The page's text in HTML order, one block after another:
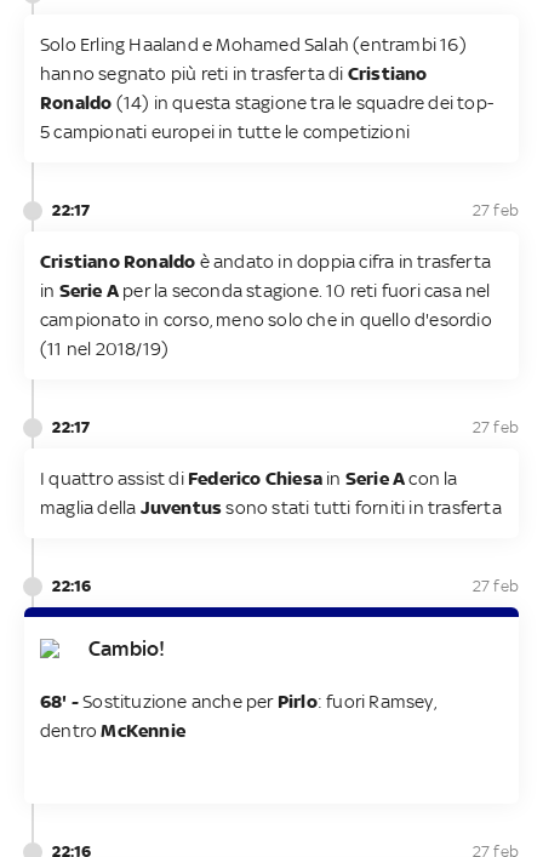
Solo Erling Haaland e Mohamed Salah (entrambi 16)
hanno segnato più reti in trasferta di Cristiano
Ronaldo (14) in questa stagione tra le squadre dei top-
5 campionati europei in tutte le competizioni
22:17 27 feb
Cristiano Ronaldo è andato in doppia cifra in trasferta
in Serie A per la seconda stagione. 10 reti fuori casa nel
campionato in corso, meno solo che in quello d'esordio
(11 nel 2018/19)
22:17 27 feb
I quattro assist di Federico Chiesa in Serie Acon la
maglia della Juventussono stati tutti forniti in trasferta
22:16 27 feb
Cambio!
68' -Sostituzione anche per Pirlo: fuori Ramsey,
dentroMcKennie
22:16 27 feb